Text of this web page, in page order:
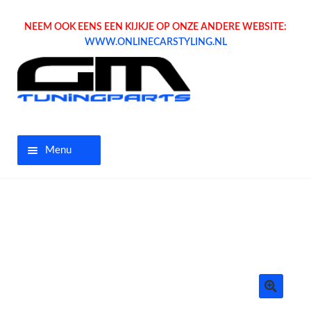
NEEM OOK EENS EEN KIJKJE OP ONZE ANDERE WEBSITE:
WWW.ONLINECARSTYLING.NL
Menu